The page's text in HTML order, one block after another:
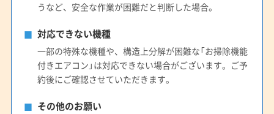
うなど、安全な作業が困難だと判断した場合。
対応できない機種
一部の特殊な機種や、構造上分解が困難な「お掃除機能
付きエアコン」は対応できない場合がございます。ご予
約後にご確認させていただきます。
その他のお願い